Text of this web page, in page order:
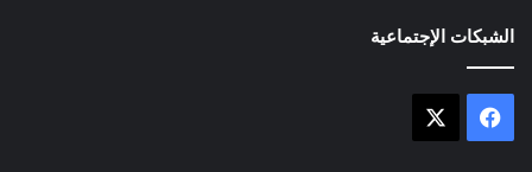
الشبكات الإجتماعية
فيسبوك